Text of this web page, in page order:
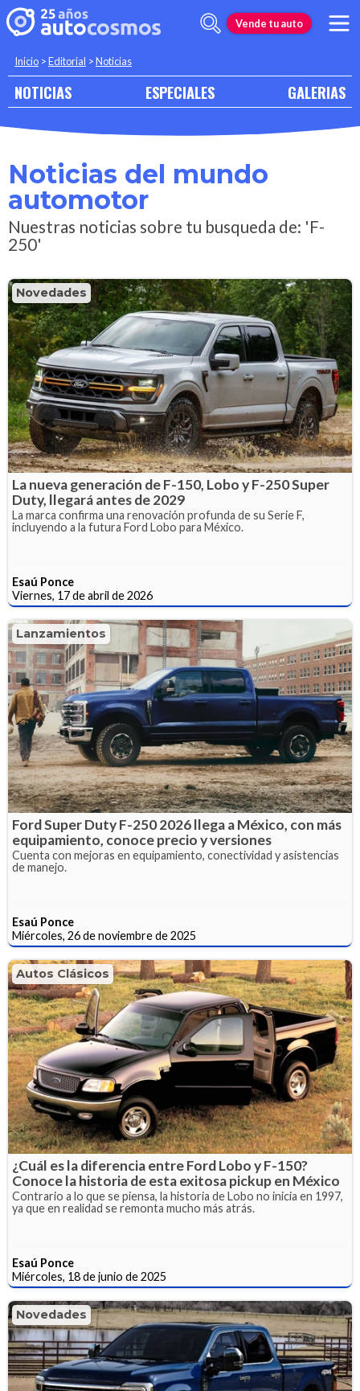
Vende tu auto
Inicio >Editorial >Noticias
NOTICIAS ESPECIALES GALERIAS
Noticias del mundo
automotor
Nuestras noticias sobre tu busqueda de: 'F-
250'
Novedades
La nueva generación de F-150, Lobo y F-250 Super
Duty, llegará antes de 2029
La marca confirma una renovación profunda de su Serie F,
incluyendo a la futura Ford Lobo para México.
Esaú Ponce
Viernes, 17 de abril de 2026
Lanzamientos
Ford Super Duty F-250 2026 llega a México, con más
equipamiento, conoce precio y versiones
Cuenta con mejoras en equipamiento, conectividad y asistencias
de manejo.
Esaú Ponce
Miércoles, 26 de noviembre de 2025
Autos Clásicos
¿Cuál es la diferencia entre Ford Lobo y F-150?
Conoce la historia de esta exitosa pickup en México
Contrario a lo que se piensa, la historia de Lobo no inicia en 1997,
ya que en realidad se remonta mucho más atrás.
Esaú Ponce
Miércoles, 18 de junio de 2025
Novedades